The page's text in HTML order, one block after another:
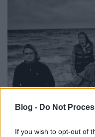
Blog - Do Not
If you wish to opt-out of